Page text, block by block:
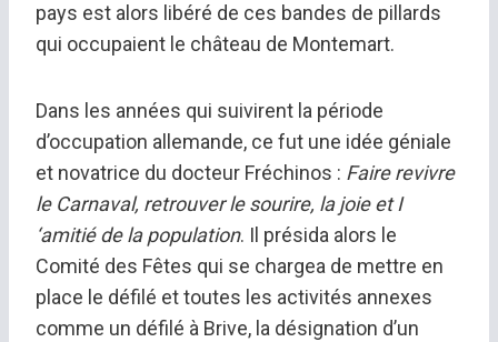
pays est alors libéré de ces bandes de pillards
qui occupaient le château de Montemart.
Dans les années qui suivirent la période
d’occupation allemande, ce fut une idée géniale
et novatrice du docteur Fréchinos : Faire revivre
le Carnaval, retrouver le sourire, la joie et I
‘amitié de la population. Il présida alors le
Comité des Fêtes qui se chargea de mettre en
place le défilé et toutes les activités annexes
comme un défilé à Brive, la désignation d’un